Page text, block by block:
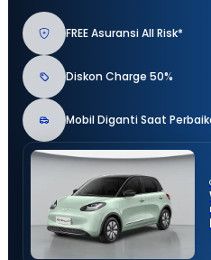
FREE Asuransi All Risk*
Diskon Charge 50%
Mobil Diganti Saat